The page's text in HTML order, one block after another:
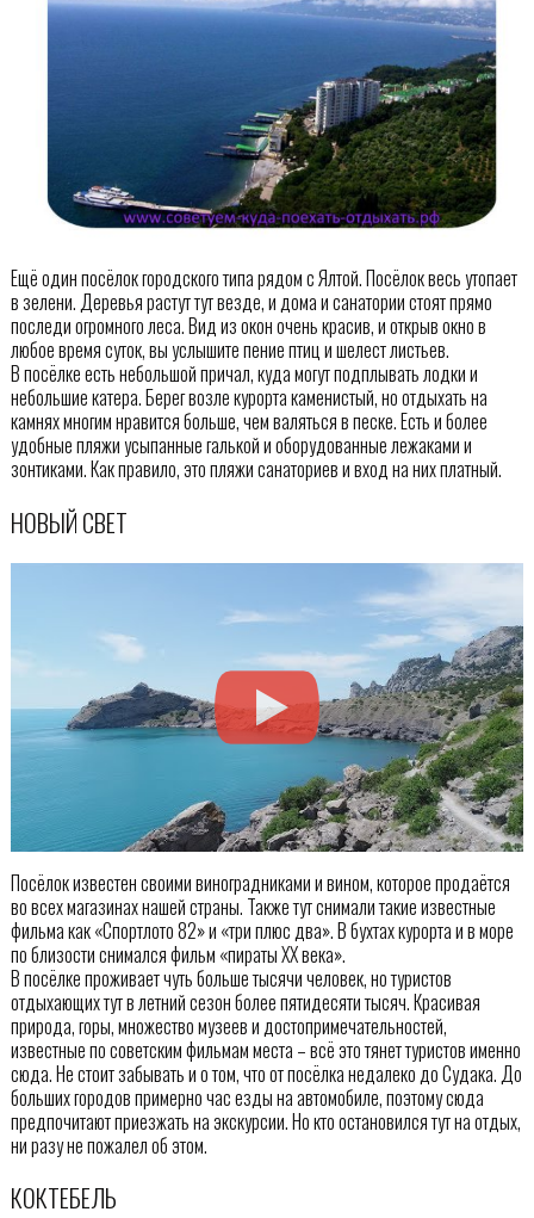
Ещё один посёлок городского типа рядом с Ялтой. Посёлок весь утопает
в зелени. Деревья растут тут везде, и дома и санатории стоят прямо
последи огромного леса. Вид из окон очень красив, и открыв окно в
любое время суток, вы услышите пение птиц и шелест листьев.
В посёлке есть небольшой причал, куда могут подплывать лодки и
небольшие катера. Берег возле курорта каменистый, но отдыхать на
камнях многим нравится больше, чем валяться в песке. Есть и более
удобные пляжи усыпанные галькой и оборудованные лежаками и
зонтиками. Как правило, это пляжи санаториев и вход на них платный.
НОВЫЙ СВЕТ
Посёлок известен своими виноградниками и вином, которое продаётся
во всех магазинах нашей страны. Также тут снимали такие известные
фильма как «Спортлото 82» и «три плюс два». В бухтах курорта и в море
по близости снимался фильм «пираты ХХ века».
В посёлке проживает чуть больше тысячи человек, но туристов
отдыхающих тут в летний сезон более пятидесяти тысяч. Красивая
природа, горы, множество музеев и достопримечательностей,
известные по советским фильмам места – всё это тянет туристов именно
сюда. Не стоит забывать и о том, что от посёлка недалеко до Судака. До
больших городов примерно час езды на автомобиле, поэтому сюда
предпочитают приезжать на экскурсии. Но кто остановился тут на отдых,
ни разу не пожалел об этом.
КОКТЕБЕЛЬ